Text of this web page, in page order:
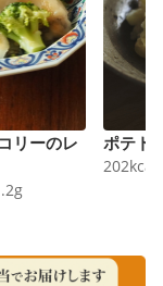
リーのレ
g
ポテト
202kcal